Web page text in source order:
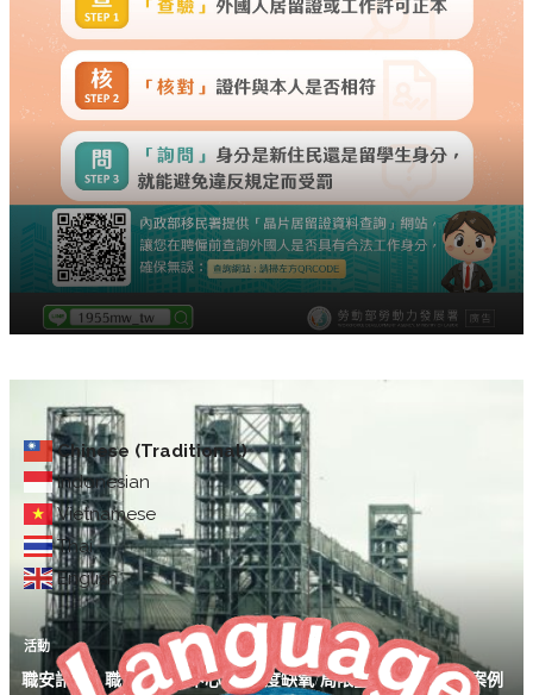
Chinese (Traditional)
Indonesian
Vietnamese
Thai
English
活動
職安訊息｜職安署北區中心 113年度缺氧/局限空間危害預防與案例